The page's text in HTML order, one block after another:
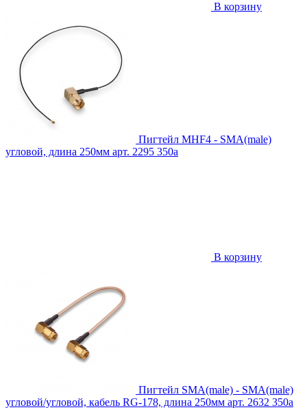
В корзину
Пигтейл MHF4 - SMA(male)
угловой, длина 250мм арт. 2295 350a
В корзину
Пигтейл SMA(male) - SMA(male)
угловой/угловой, кабель RG-178, длина 250мм арт. 2632 350a